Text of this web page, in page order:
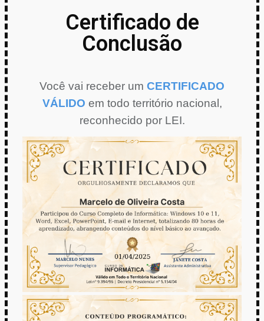
Certificado de
Conclusão
Você vai receber um CERTIFICADO
VÁLIDO em todo território nacional,
reconhecido por LEI.